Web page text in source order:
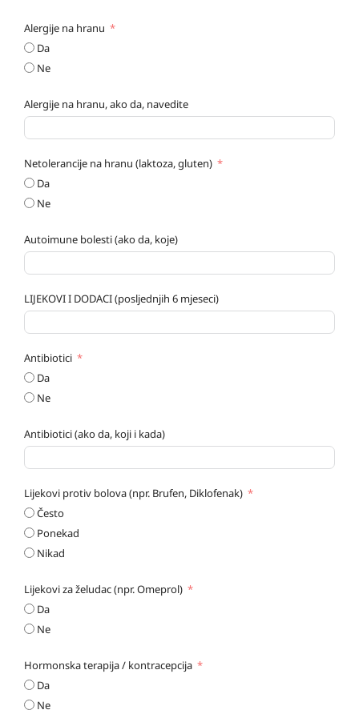
Alergije na hranu
Da
Ne
Alergije na hranu, ako da, navedite
Netolerancije na hranu (laktoza, gluten)
Da
Ne
Autoimune bolesti (ako da, koje)
LIJEKOVI I DODACI (posljednjih 6 mjeseci)
Antibiotici
Da
Ne
Antibiotici (ako da, koji i kada)
Lijekovi protiv bolova (npr. Brufen, Diklofenak)
Često
Ponekad
Nikad
Lijekovi za želudac (npr. Omeprol)
Da
Ne
Hormonska terapija / kontracepcija
Da
Ne